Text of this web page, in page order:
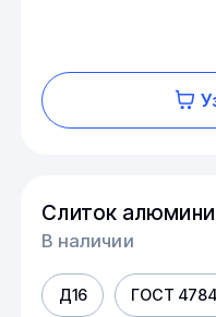
Слиток
В наличии
Д16 ГОСТ